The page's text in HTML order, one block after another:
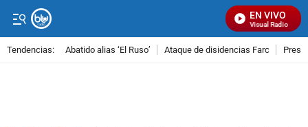
EN VIVO
Señal Visual Radio
Tendencias: Abatido alias ‘El Ruso’ Ataque de disidencias Farc